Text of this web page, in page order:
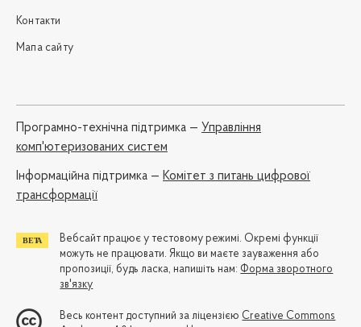
Контакти
Мапа сайту
Програмно-технічна підтримка — Управління
комп'ютеризованих систем
Iнформаційна підтримка — Комітет з питань цифрової
трансформації
Вебсайт працює у тестовому режимі. Окремі функції
можуть не працювати. Якщо ви маєте зауваження або
пропозиції, будь ласка, напишіть нам: Форма зворотного
зв'язку
Весь контент доступний за ліцензією Creative Commons